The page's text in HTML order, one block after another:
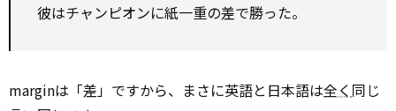
彼はチャンピオンに紙一重の差で勝った。
marginは「差」ですから、まさに英語と日本語は全く 同じ